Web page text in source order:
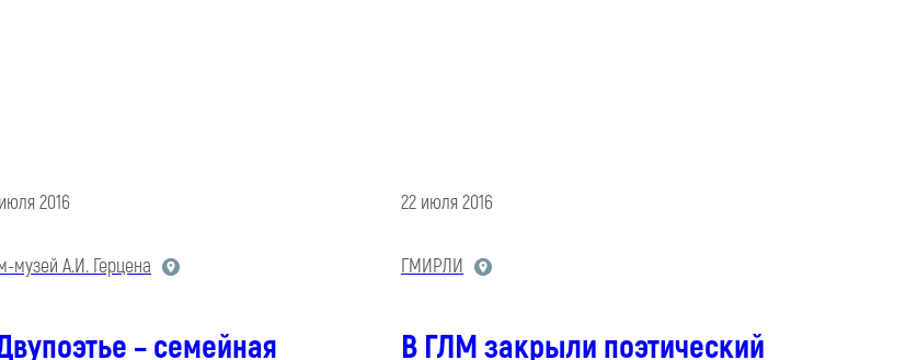
2016
музей А.И. Герцена
– семейная
22 июля 2016
ГМИРЛИ
В ГЛМ закрыли поэтический